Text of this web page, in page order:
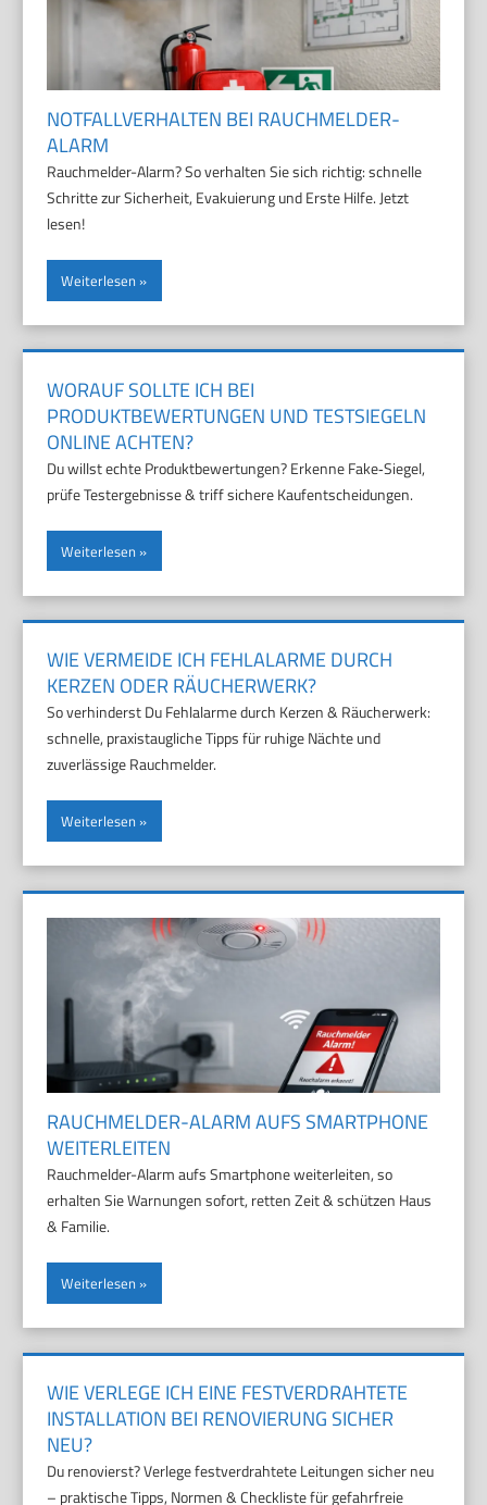
NOTFALLVERHALTEN BEI RAUCHMELDER-
ALARM
Rauchmelder-Alarm? So verhalten Sie sich richtig: schnelle
Schritte zur Sicherheit, Evakuierung und Erste Hilfe. Jetzt
lesen!
Weiterlesen
WORAUF SOLLTE ICH BEI
PRODUKTBEWERTUNGEN UND TESTSIEGELN
ONLINE ACHTEN?
Du willst echte Produktbewertungen? Erkenne Fake‑Siegel,
prüfe Testergebnisse & triff sichere Kaufentscheidungen.
Weiterlesen
WIE VERMEIDE ICH FEHLALARME DURCH
KERZEN ODER RÄUCHERWERK?
So verhinderst Du Fehlalarme durch Kerzen & Räucherwerk:
schnelle, praxistaugliche Tipps für ruhige Nächte und
zuverlässige Rauchmelder.
Weiterlesen
RAUCHMELDER-ALARM AUFS SMARTPHONE
WEITERLEITEN
Rauchmelder-Alarm aufs Smartphone weiterleiten, so
erhalten Sie Warnungen sofort, retten Zeit & schützen Haus
& Familie.
Weiterlesen
WIE VERLEGE ICH EINE FESTVERDRAHTETE
INSTALLATION BEI RENOVIERUNG SICHER
NEU?
Du renovierst? Verlege festverdrahtete Leitungen sicher neu
– praktische Tipps, Normen & Checkliste für gefahrfreie